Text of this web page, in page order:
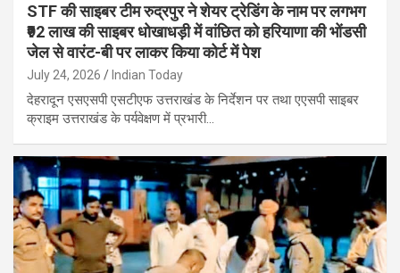
STF की साइबर टीम रुद्रपुर ने शेयर ट्रेडिंग के नाम पर लगभग
₹92 लाख की साइबर धोखाधड़ी में वांछित को हरियाणा की भोंडसी
जेल से वारंट-बी पर लाकर किया कोर्ट में पेश
July 24, 2026 Indian Today
देहरादून एसएसपी एसटीएफ उत्तराखंड के निर्देशन पर तथा एएसपी साइबर
क्राइम उत्तराखंड के पर्यवेक्षण में प्रभारी…